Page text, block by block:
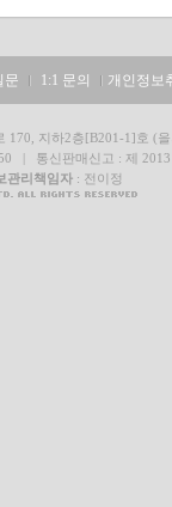
문 1:1 문의 개인정보
170, 지하2층[B201-1]호
| 통신판매신고 : 제
관리책임자 : 전이정